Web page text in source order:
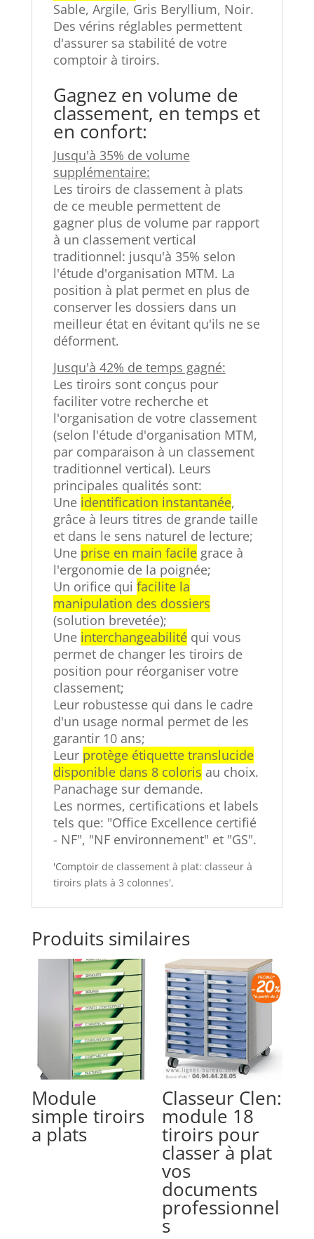
Sable, Argile, Gris Beryllium, Noir.
Des vérins réglables permettent
d'assurer sa stabilité de votre
comptoir à tiroirs.
Gagnez en volume de
classement, en temps et
en confort:
Jusqu'à 35% de volume
supplémentaire:
Les tiroirs de classement à plats
de ce meuble permettent de
gagner plus de volume par rapport
à un classement vertical
traditionnel: jusqu'à 35% selon
l'étude d'organisation MTM. La
position à plat permet en plus de
conserver les dossiers dans un
meilleur état en évitant qu'ils ne se
déforment.
Jusqu'à 42% de temps gagné:
Les tiroirs sont conçus pour
faciliter votre recherche et
l'organisation de votre classement
(selon l'étude d'organisation MTM,
par comparaison à un classement
traditionnel vertical). Leurs
principales qualités sont:
Une identification instantanée,
grâce à leurs titres de grande taille
et dans le sens naturel de lecture;
Une prise en main facilegrace à
l'ergonomie de la poignée;
Un orifice qui facilite la
manipulation des dossiers
(solution brevetée);
Une interchangeabilitéqui vous
permet de changer les tiroirs de
position pour réorganiser votre
classement;
Leur robustesse qui dans le cadre
d'un usage normal permet de les
garantir 10 ans;
Leur protège étiquette translucide
disponible dans 8 coloris au choix.
Panachage sur demande.
Les normes, certifications et labels
tels que: "Office Excellence certifié
- NF", "NF environnement" et "GS".
'Comptoir de classement à plat: classeur à
tiroirs plats à 3 colonnes',
Produits similaires
Module
simple tiroirs
a plats
Classeur Clen:
module 18
tiroirs pour
classer à plat
vos
documents
professionnel
s